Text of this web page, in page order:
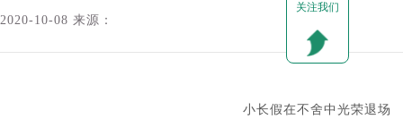
关注我们
社会荣誉历程
启蒙英语
园区展示运营支持
合作模式
加盟申请
2020-10-08 来源：
小长假在不舍中光荣退场